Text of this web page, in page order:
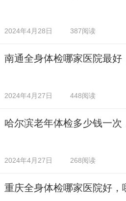
2024年4月28日 387阅读
南通全身体检哪家医院最好
2024年4月27日 448阅读
哈尔滨老年体检多少钱一次
2024年4月27日 268阅读
重庆全身体检哪家医院好，